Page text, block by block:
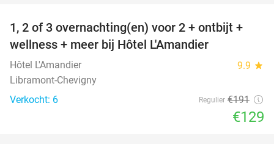
32%
TODAY
1, 2 of 3 overnachting(en) voor 2 + ontbijt +
wellness + meer bij Hôtel L'Amandier
Hôtel L'Amandier 9.9 star
Libramont-Chevigny
Verkocht: 6
Regulier €191
€129